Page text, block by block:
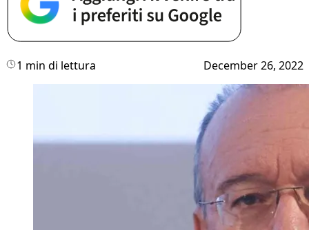
1 min di lettura December 26, 2022